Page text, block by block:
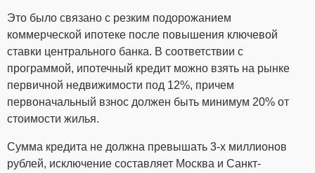
Это было связано с резким подорожанием
коммерческой ипотеке после повышения ключевой
ставки центрального банка. В соответствии с
программой, ипотечный кредит можно взять на рынке
первичной недвижимости под 12%, причем
первоначальный взнос должен быть минимум 20% от
стоимости жилья.
Сумма кредита не должна превышать 3-х миллионов
рублей, исключение составляет Москва и Санкт-